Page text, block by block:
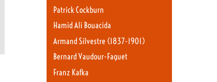
Patrick Cockburn
Hamid Ali Bouacida
Armand Silvestre (1837-1901)
Bernard Vaudour-Faguet
Franz Kafka